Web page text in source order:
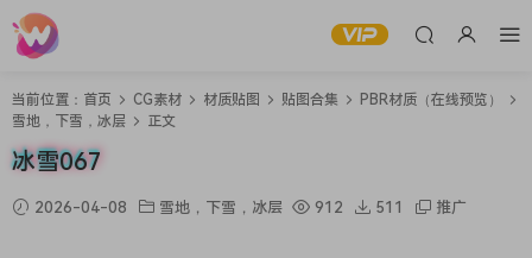
当前位置： 首页 CG素材 材质贴图 贴图合集
PBR材质（在线预览）
雪地，下雪，冰层
正文
冰雪067
2026-04-08 雪地，下雪，冰层 912 511 推广